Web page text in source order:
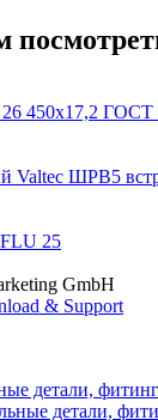
450x17,2 ГОСТ
Valtec ШРВ5
FLU 25
GmbH
& Support
детали,